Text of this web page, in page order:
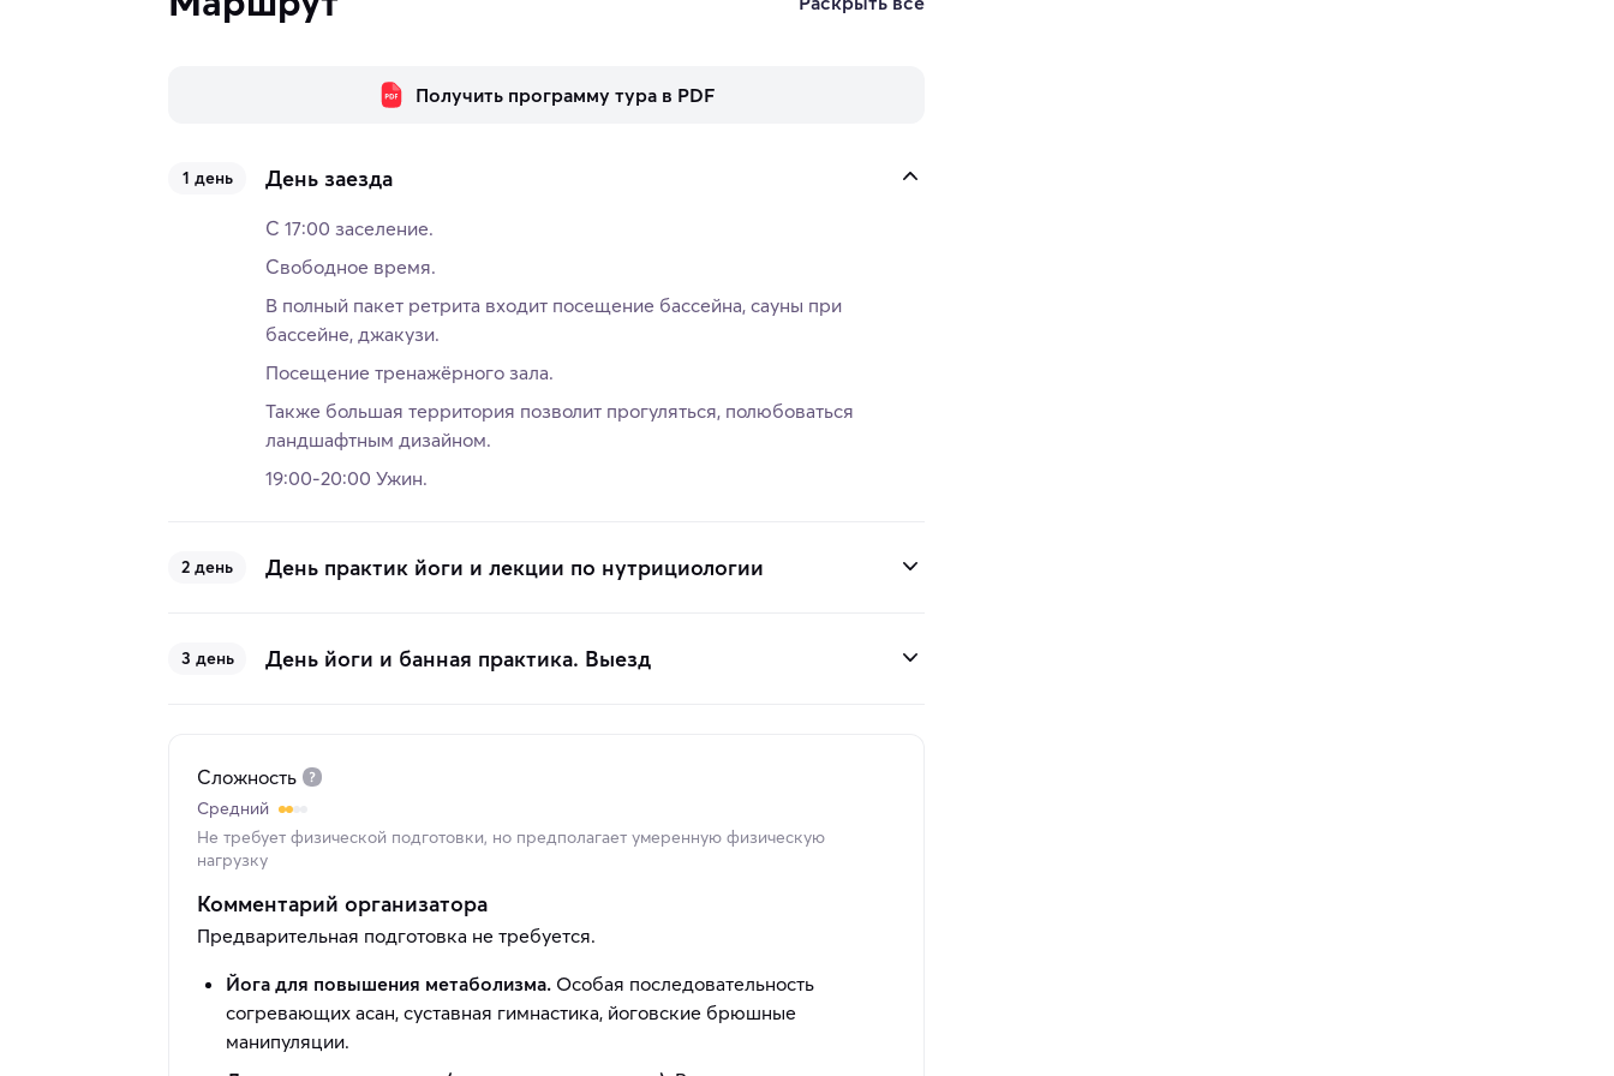
Получить программу тура в PDF
1 день День заезда
С 17:00 заселение.
Свободное время.
В полный пакет ретрита входит посещение бассейна, сауны при
бассейне, джакузи.
Посещение тренажёрного зала.
Также большая территория позволит прогуляться, полюбоваться
ландшафтным дизайном.
19:00-20:00 Ужин.
2 день День практик йоги и лекции по нутрициологии
3 день День йоги и банная практика. Выезд
Сложность
Средний
Не требует физической подготовки, но предполагает умеренную физическую
нагрузку
Комментарий организатора
Предварительная подготовка не требуется.
Йога для повышения метаболизма. Особая последовательность
согревающих асан, суставная гимнастика, йоговские брюшные
манипуляции.